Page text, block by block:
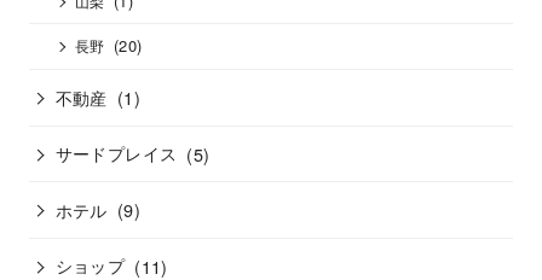
長野 (20)
不動産 (1)
サードプレイス (5)
ホテル (9)
ショップ (11)